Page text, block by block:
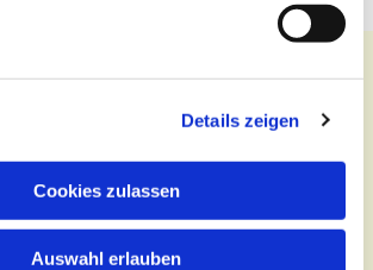
Details zeigen
Cookies zulassen
Auswahl erlauben